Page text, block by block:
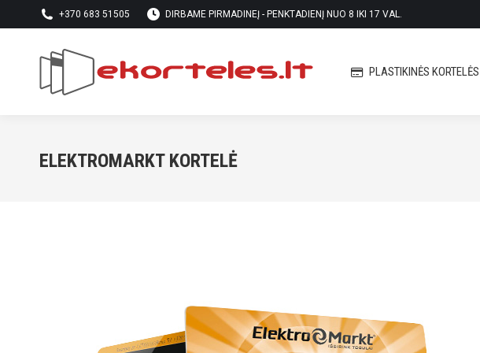
+370 683 51505 DIRBAME PIRMADINEĮ - PENKTADIENĮ NUO 8 IKI 17 VAL.
PLASTIKINĖS KORTELĖS
ELEKTROMARKT KORTELĖ
PLASTIKINĖS KORTELĖS